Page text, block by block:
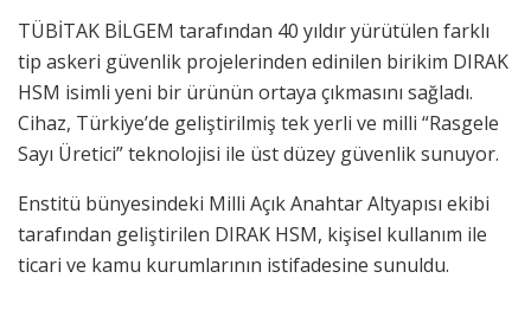
TÜBİTAK BİLGEM tarafından 40 yıldır yürütülen farklı
tip askeri güvenlik projelerinden edinilen birikim DIRAK
HSM isimli yeni bir ürünün ortaya çıkmasını sağladı.
Cihaz, Türkiye’de geliştirilmiş tek yerli ve milli “Rasgele
Sayı Üretici” teknolojisi ile üst düzey güvenlik sunuyor.
Enstitü bünyesindeki Milli Açık Anahtar Altyapısı ekibi
tarafından geliştirilen DIRAK HSM, kişisel kullanım ile
ticari ve kamu kurumlarının istifadesine sunuldu.